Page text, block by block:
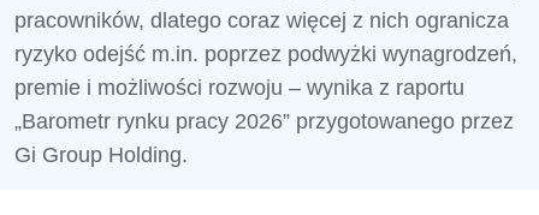
pracowników, dlatego coraz więcej z nich ogranicza
ryzyko odejść m.in. poprzez podwyżki wynagrodzeń,
premie i możliwości rozwoju – wynika z raportu
„Barometr rynku pracy 2026” przygotowanego przez
Gi Group Holding.